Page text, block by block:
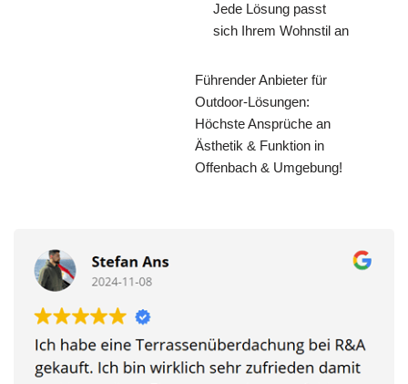
Jede Lösung passt
sich Ihrem Wohnstil an
Führender Anbieter für
Outdoor-Lösungen:
Höchste Ansprüche an
Ästhetik & Funktion in
Offenbach & Umgebung!